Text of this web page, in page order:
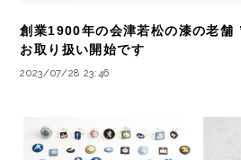
創業1900年の会津若松の漆の老舗
お取り扱い開始です
2023/07/28 23:46